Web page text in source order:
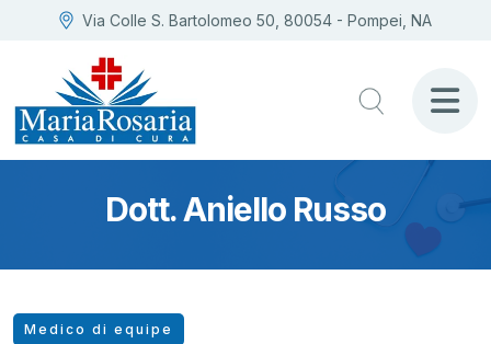
Via Colle S. Bartolomeo 50, 80054 - Pompei, NA
Dott. Aniello Russo
Medico di equipe